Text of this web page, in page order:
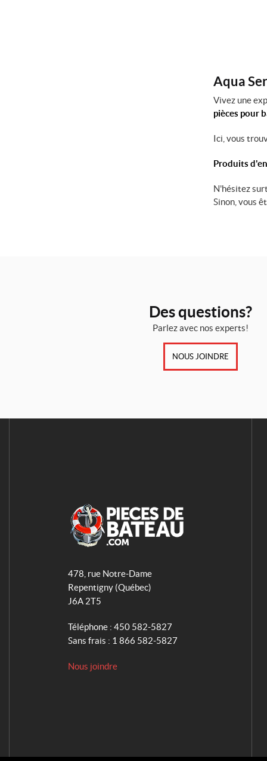
Aqua
Vivez une
pièces pour
Ici, vous
Produits
N'hésitez
Sinon, vous
Des questions?
Parlez avec nos experts!
NOUS JOINDRE
q
u
a
e
r
i
478, rue Notre-Dame
Repentigny (Québec)
J6A 2T5
Téléphone : 450 582-5827
Sans frais : 1 866 582-5827
Nous joindre